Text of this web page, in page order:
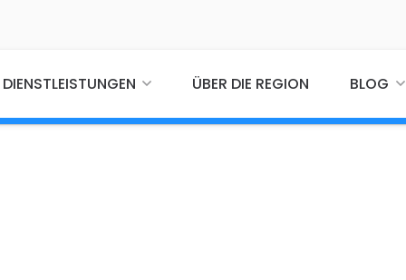
DIENSTLEISTUNGEN ÜBER DIE REGION BLOG